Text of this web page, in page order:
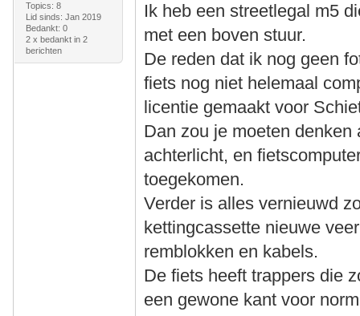
Topics: 8
Lid sinds: Jan 2019
Bedankt: 0
2 x bedankt in 2
berichten
Ik heb een streetlegal m5
met een boven stuur.
De reden dat ik nog geen
fiets nog niet helemaal
licentie gemaakt voor
Dan zou je moeten
achterlicht, en
toegekomen.
Verder is alles vernieuwd
kettingcassette nieuwe
remblokken en kabels.
De fiets heeft trappers die
een gewone kant voor